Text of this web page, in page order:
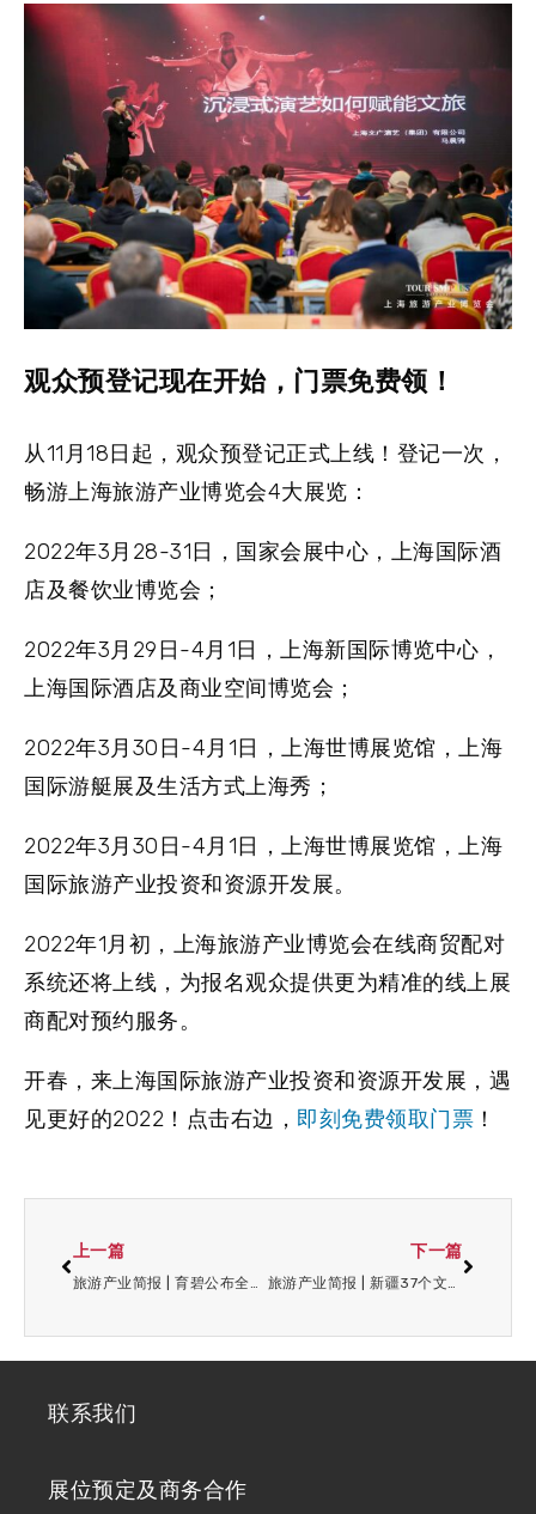
观众预登记现在开始，门票免费领！
从11月18日起，观众预登记正式上线！登记一次，
畅游上海旅游产业博览会4大展览：
2022年3月28-31日，国家会展中心，上海国际酒
店及餐饮业博览会；
2022年3月29日-4月1日，上海新国际博览中心，
上海国际酒店及商业空间博览会；
2022年3月30日-4月1日，上海世博展览馆，上海
国际游艇展及生活方式上海秀；
2022年3月30日-4月1日，上海世博展览馆，上海
国际旅游产业投资和资源开发展。
2022年1月初，上海旅游产业博览会在线商贸配对
系统还将上线，为报名观众提供更为精准的线上展
商配对预约服务。
开春，来上海国际旅游产业投资和资源开发展 ，遇
见更好的2022！点击右边， 即刻免费领取门票 ！
上一篇
旅游产业简报 | 育碧公布全新主题乐园项目计划
下一篇
旅游产业简报 | 新疆37个文旅项目签约近695亿元
联系我们
展位预定及商务合作